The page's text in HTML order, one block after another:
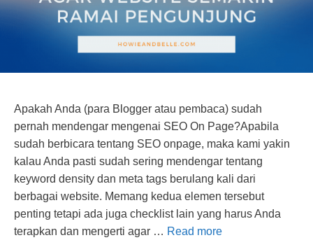
Apakah Anda (para Blogger atau pembaca) sudah
pernah mendengar mengenai SEO On Page?Apabila
sudah berbicara tentang SEO onpage, maka kami yakin
kalau Anda pasti sudah sering mendengar tentang
keyword density dan meta tags berulang kali dari
berbagai website. Memang kedua elemen tersebut
penting tetapi ada juga checklist lain yang harus Anda
terapkan dan mengerti agar … Read more